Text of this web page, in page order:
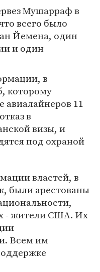
Мушарраф в
всего было
Йемена, один
и один
в
которому
авиалайнеров 11
в
визы, и
под охраной
властей, в
были арестованы
- жители США. Их
Всем им